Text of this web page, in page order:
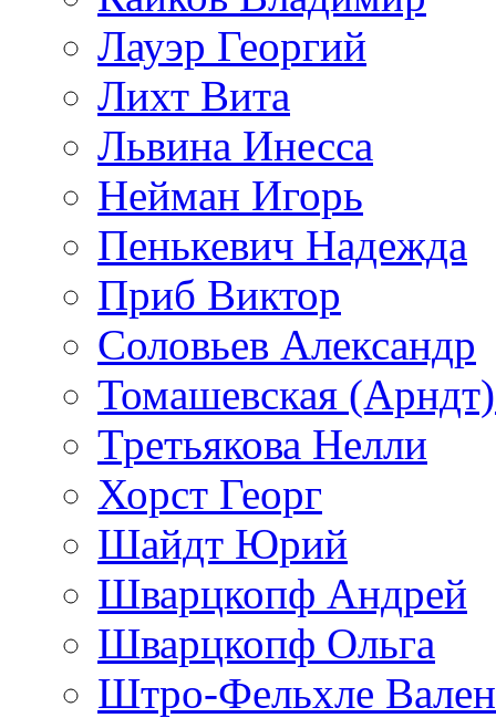
Лауэр Георгий
Лихт Вита
Львина Инесса
Нейман Игорь
Пенькевич Надежда
Приб Виктор
Соловьев Александр
Томашевская
Третьякова Нелли
Хорст Георг
Шайдт Юрий
Шварцкопф Андрей
Шварцкопф Ольга
Штро-Фельхле